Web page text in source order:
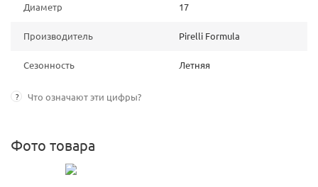
Диаметр 17
Производитель Pirelli Formula
Сезонность Летняя
? Что означают эти цифры?
Фото товара